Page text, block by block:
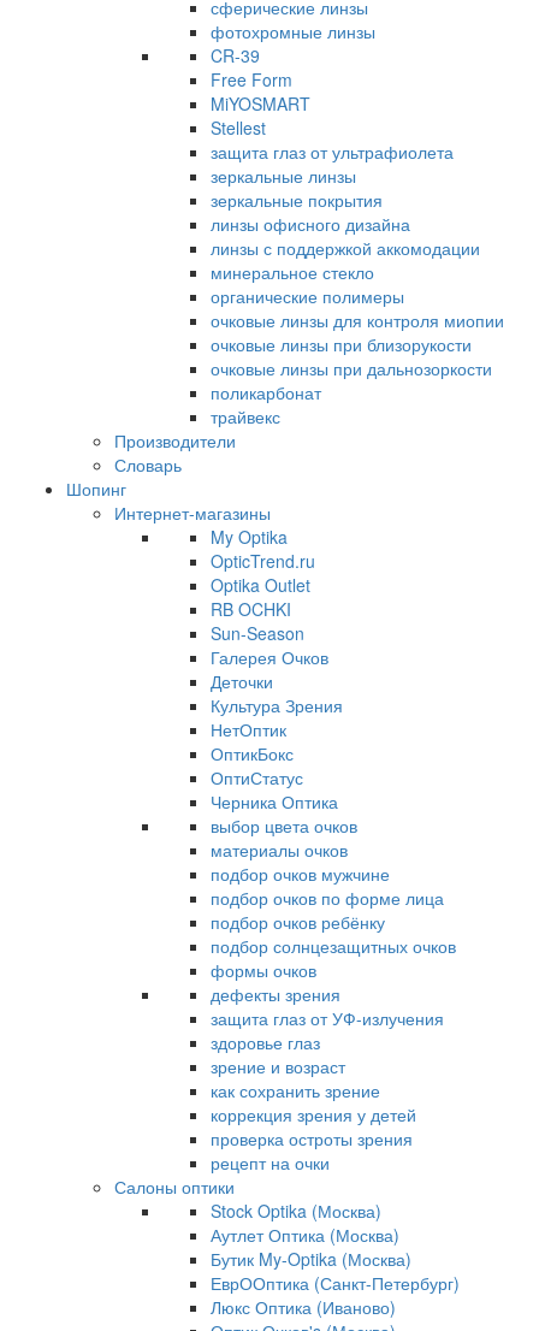
сферические линзы
фотохромные линзы
CR-39
Free Form
MiYOSMART
Stellest
защита глаз от ультрафиолета
зеркальные линзы
зеркальные покрытия
линзы офисного дизайна
линзы с поддержкой аккомодации
минеральное стекло
органические полимеры
очковые линзы для контроля миопии
очковые линзы при близорукости
очковые линзы при дальнозоркости
поликарбонат
трайвекс
Производители
Словарь
Шопинг
Интернет-магазины
My Optika
OpticTrend.ru
Optika Outlet
RB OCHKI
Sun-Season
Галерея Очков
Деточки
Культура Зрения
НетОптик
ОптикБокс
ОптиСтатус
Черника Оптика
выбор цвета очков
материалы очков
подбор очков мужчине
подбор очков по форме лица
подбор очков ребёнку
подбор солнцезащитных очков
формы очков
дефекты зрения
защита глаз от УФ-излучения
здоровье глаз
зрение и возраст
как сохранить зрение
коррекция зрения у детей
проверка остроты зрения
рецепт на очки
Салоны оптики
Stock Optika (Москва)
Аутлет Оптика (Москва)
Бутик My-Optika (Москва)
ЕврООптика (Санкт-Петербург)
Люкс Оптика (Иваново)